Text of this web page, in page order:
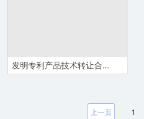
发明专利产品技术转让合同范本Word模板
上一页 1